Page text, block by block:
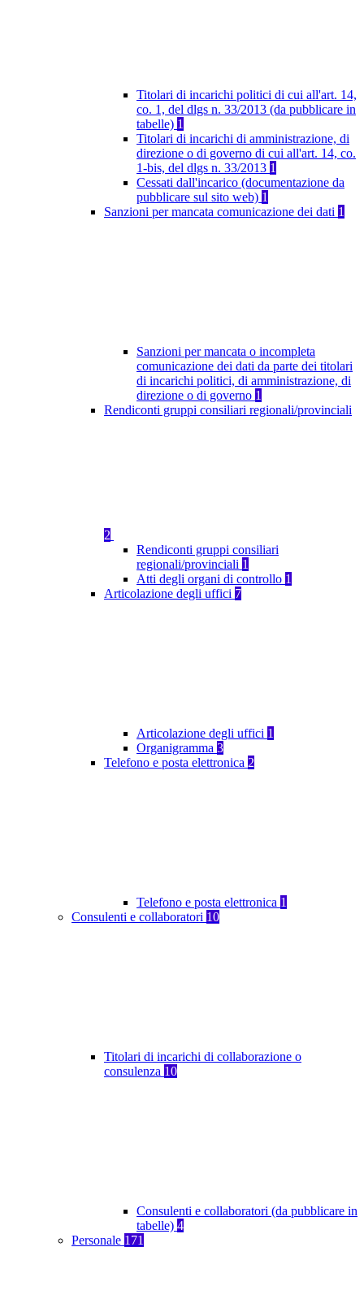
Titolari di incarichi politici di cui all'art. 14,
co. 1, del dlgs n. 33/2013 (da pubblicare in
tabelle) 1
Titolari di incarichi di amministrazione, di
direzione o di governo di cui all'art. 14, co.
1-bis, del dlgs n. 33/2013 1
Cessati dall'incarico (documentazione da
pubblicare sul sito web) 1
Sanzioni per mancata comunicazione dei dati 1
Sanzioni per mancata o incompleta
comunicazione dei dati da parte dei titolari
di incarichi politici, di amministrazione, di
direzione o di governo 1
Rendiconti gruppi consiliari regionali/provinciali
2
Rendiconti gruppi consiliari
regionali/provinciali 1
Atti degli organi di controllo 1
Articolazione degli uffici 7
Articolazione degli uffici 1
Organigramma 3
Telefono e posta elettronica 2
Telefono e posta elettronica 1
Consulenti e collaboratori 10
Titolari di incarichi di collaborazione o
consulenza 10
Consulenti e collaboratori (da pubblicare in
tabelle) 4
Personale 171